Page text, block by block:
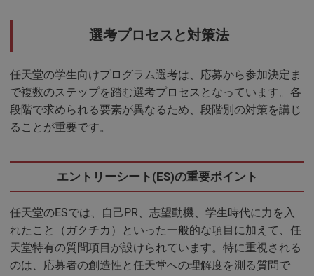
選考プロセスと対策法
任天堂の学生向けプログラム選考は、応募から参加決定ま
で複数のステップを踏む選考プロセスとなっています。各
段階で求められる要素が異なるため、段階別の対策を講じ
ることが重要です。
エントリーシート(ES)の重要ポイント
任天堂のESでは、自己PR、志望動機、学生時代に力を入
れたこと（ガクチカ）といった一般的な項目に加えて、任
天堂特有の質問項目が設けられています。特に重視される
のは、応募者の創造性と任天堂への理解度を測る質問で